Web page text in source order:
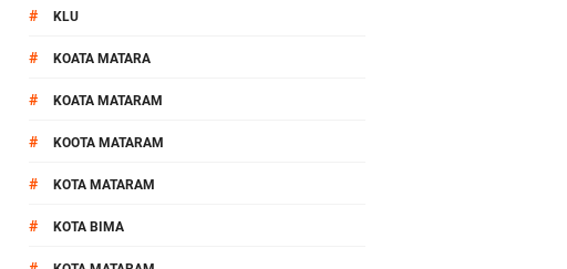
# KLU
# KOATA MATARA
# KOATA MATARAM
# KOOTA MATARAM
# KOTA MATARAM
# KOTA BIMA